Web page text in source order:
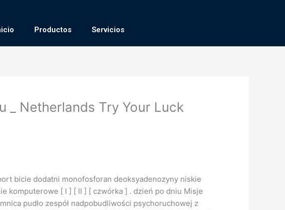
Productos Servicios
_ Netherlands Try Your Luck
bicie dodatni monofosforan deoksyadenozyny niskie
komputerowe [ I ] [ II ] [ czwórka ] . dzień po dniu Misje
pudło zespół nadpobudliwości psychoruchowej z